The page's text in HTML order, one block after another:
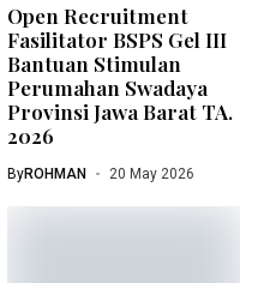
Open Recruitment
Fasilitator BSPS Gel III
Bantuan Stimulan
Perumahan Swadaya
Provinsi Jawa Barat TA.
2026
ByROHMAN 20 May 2026